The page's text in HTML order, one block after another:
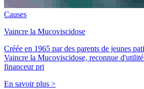
Causes
Vaincre la Mucoviscidose
Créée en 1965 par des parents de jeunes
Vaincre la Mucoviscidose, reconnue
financeur pri
En savoir plus >